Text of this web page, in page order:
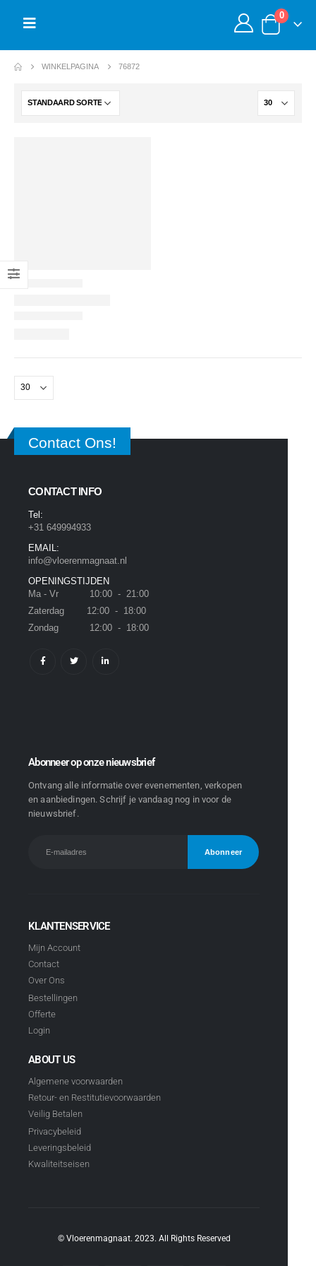
0
WINKELPAGINA 76872
Contact Ons!
CONTACT INFO
Tel:
+31 649994933
EMAIL:
info@vloerenmagnaat.nl
OPENINGSTIJDEN
Ma - Vr 10:00 - 21:00
Zaterdag 12:00 - 18:00
Zondag 12:00 - 18:00
Abonneer op onze nieuwsbrief
Ontvang alle informatie over evenementen, verkopen
en aanbiedingen. Schrijf je vandaag nog in voor de
nieuwsbrief.
KLANTENSERVICE
Mijn Account
Contact
Over Ons
Bestellingen
Offerte
Login
ABOUT US
Algemene voorwaarden
Retour- en Restitutievoorwaarden
Veilig Betalen
Privacybeleid
Leveringsbeleid
Kwaliteitseisen
© Vloerenmagnaat. 2023. All Rights Reserved